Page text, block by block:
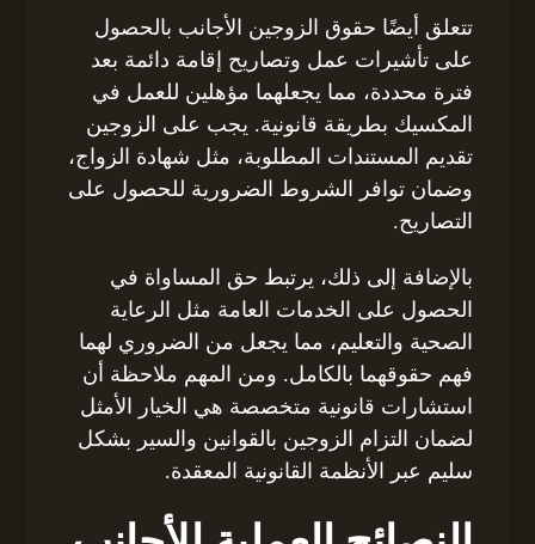
تتعلق أيضًا حقوق الزوجين الأجانب بالحصول
على تأشيرات عمل وتصاريح إقامة دائمة بعد
فترة محددة، مما يجعلهما مؤهلين للعمل في
المكسيك بطريقة قانونية. يجب على الزوجين
تقديم المستندات المطلوبة، مثل شهادة الزواج،
وضمان توافر الشروط الضرورية للحصول على
التصاريح.
بالإضافة إلى ذلك، يرتبط حق المساواة في
الحصول على الخدمات العامة مثل الرعاية
الصحية والتعليم، مما يجعل من الضروري لهما
فهم حقوقهما بالكامل. ومن المهم ملاحظة أن
استشارات قانونية متخصصة هي الخيار الأمثل
لضمان التزام الزوجين بالقوانين والسير بشكل
سليم عبر الأنظمة القانونية المعقدة.